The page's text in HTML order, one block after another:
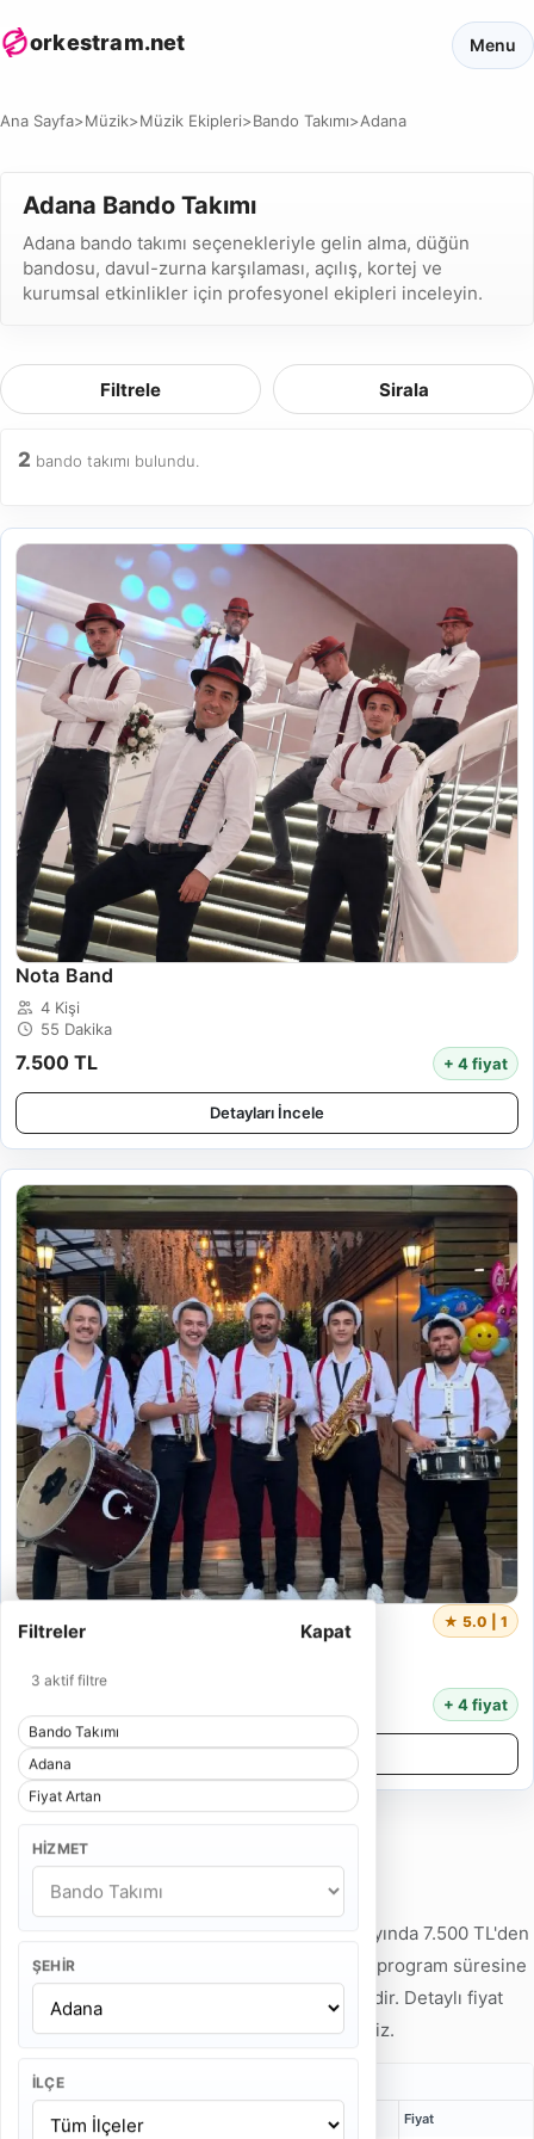
orkestram.net Menu
Ana Sayfa>Müzik>Müzik Ekipleri>Bando Takımı>Adana
Adana Bando Takımı
Adana bando takımı seçenekleriyle gelin alma, düğün
bandosu, davul-zurna karşılaması, açılış, kortej ve
kurumsal etkinlikler için profesyonel ekipleri inceleyin.
Filtreler Kapat
3 aktif filtre
Bando Takımı
Adana
Fiyat Artan
HIZMET
ŞEHIR
İLÇE
Filtrele Sirala
2 bando takımı bulundu.
Nota Band
4 Kişi
55 Dakika
7.500 TL + 4 fiyat
Detayları İncele
★ 5.0 | 1
+ 4 fiyat
Detayları İncele
Adana Bando Takımı Fiyatları
Adana Bando Takımı fiyatları 2026 Ağustos ayında 7.500 TL'den
başlamaktadır. Hizmet tipi, ekip kişi sayısı ve program süresine
göre fiyatlar 12.500 TL'ye kadar çıkabilmektedir. Detaylı fiyat
örneklerini aşağıdaki tabloda inceleyebilirsiniz.
Gelin Alma Bando Takımı Fiyatları
Bulunma Süresi Fiyat